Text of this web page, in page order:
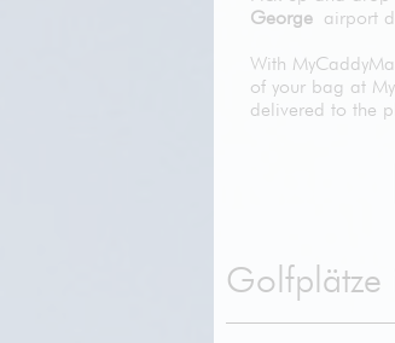
George airport
With
of your bag at
delivered to the